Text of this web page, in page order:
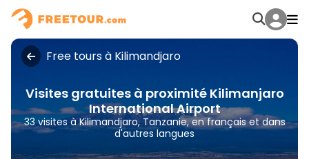
Free tours à Kilimandjaro
Visites gratuites à proximité Kilimanjaro
International Airport
33 visites à Kilimandjaro, Tanzanie, en français et dans
d'autres langues